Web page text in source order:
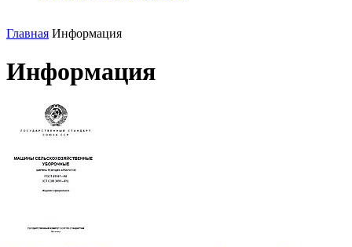
Главная Информация
Информация